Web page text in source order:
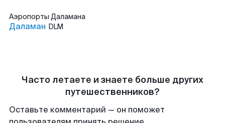
Аэропорты Даламана
Даламан DLM
Часто летаете и знаете больше других
путешественников?
Оставьте комментарий — он поможет